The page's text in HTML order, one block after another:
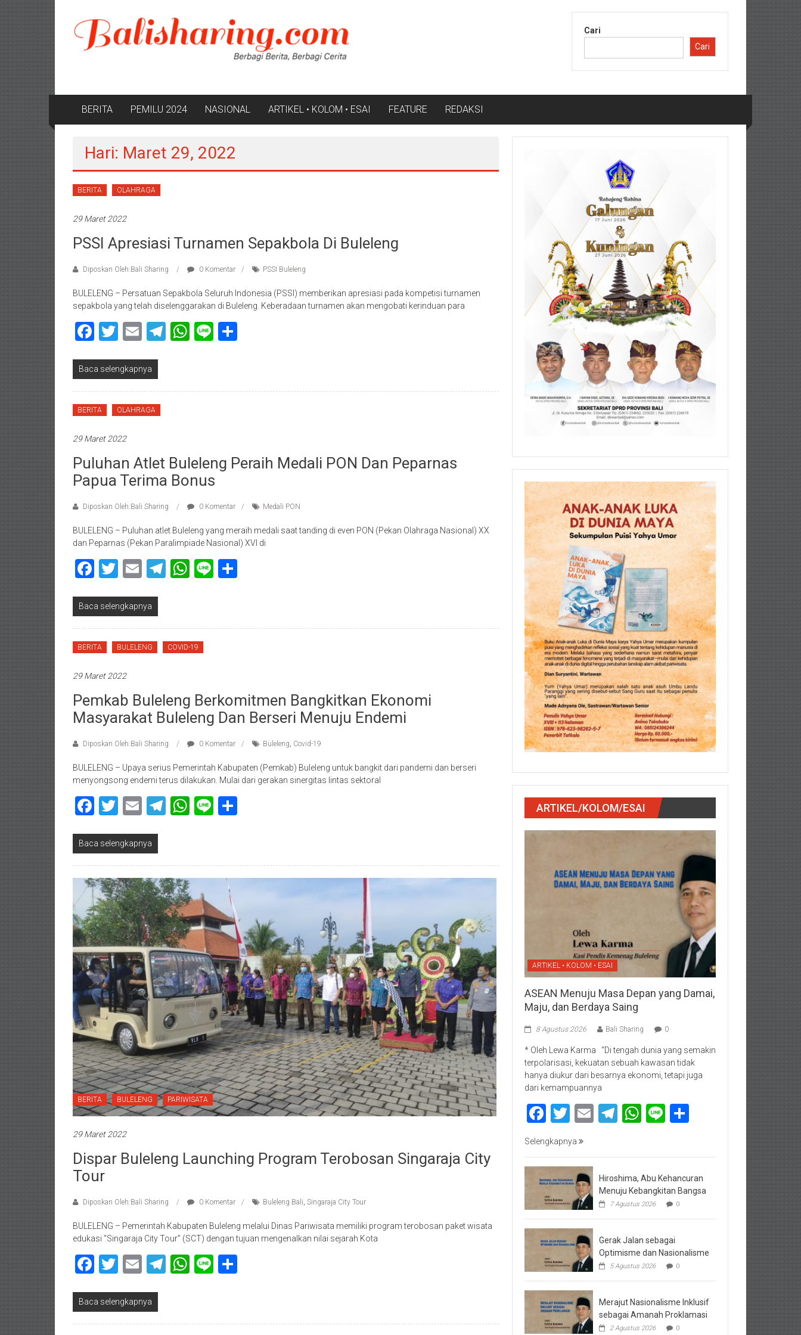
konten
Cari
Cari
BERITA PEMILU 2024 NASIONAL ARTIKEL • KOLOM • ESAI FEATURE REDAKSI
Hari: Maret 29, 2022
BERITA OLAHRAGA
29 Maret 2022
PSSI Apresiasi Turnamen Sepakbola Di Buleleng
Diposkan Oleh:Bali Sharing 0 Komentar PSSI Buleleng
BULELENG – Persatuan Sepakbola Seluruh Indonesia (PSSI) memberikan apresiasi pada kompetisi turnamen
sepakbola yang telah diselenggarakan di Buleleng. Keberadaan turnamen akan mengobati kerinduan para
Facebook
Twitter
EmailTelegram
WhatsApp
Line
Baca selengkapnya
BERITA OLAHRAGA
29 Maret 2022
Puluhan Atlet Buleleng Peraih Medali PON Dan Peparnas
Papua Terima Bonus
Diposkan Oleh:Bali Sharing 0 Komentar Medali PON
BULELENG – Puluhan atlet Buleleng yang meraih medali saat tanding di even PON (Pekan Olahraga Nasional) XX
dan Peparnas (Pekan Paralimpiade Nasional) XVI di
Facebook
Twitter
EmailTelegram
WhatsApp
Line
Baca selengkapnya
BERITA BULELENG COVID-19
29 Maret 2022
Pemkab Buleleng Berkomitmen Bangkitkan Ekonomi
Masyarakat Buleleng Dan Berseri Menuju Endemi
Diposkan Oleh:Bali Sharing 0 Komentar Buleleng, Covid-19
BULELENG – Upaya serius Pemerintah Kabupaten (Pemkab) Buleleng untuk bangkit dari pandemi dan berseri
menyongsong endemi terus dilakukan. Mulai dari gerakan sinergitas lintas sektoral
Facebook
Twitter
EmailTelegram
WhatsApp
Line
Baca selengkapnya
BERITA BULELENG PARIWISATA
29 Maret 2022
Dispar Buleleng Launching Program Terobosan Singaraja City
Tour
Diposkan Oleh:Bali Sharing 0 Komentar Buleleng Bali, Singaraja City Tour
BULELENG – Pemerintah Kabupaten Buleleng melalui Dinas Pariwisata memiliki program terobosan paket wisata
edukasi “Singaraja City Tour” (SCT) dengan tujuan mengenalkan nilai sejarah Kota
Facebook
Twitter
EmailTelegram
WhatsApp
Line
Baca selengkapnya
ARTIKEL/KOLOM/ESAI
ARTIKEL • KOLOM • ESAI
ASEAN Menuju Masa Depan yang Damai,
Maju, dan Berdaya Saing
8 Agustus 2026 Bali Sharing 0
* Oleh Lewa Karma “Di tengah dunia yang semakin
terpolarisasi, kekuatan sebuah kawasan tidak
hanya diukur dari besarnya ekonomi, tetapi juga
dari kemampuannya
Facebook
Twitter
EmailTelegram
WhatsApp
Line
Selengkapnya
Hiroshima, Abu Kehancuran
Menuju Kebangkitan Bangsa
7 Agustus 2026 0
Gerak Jalan sebagai
Optimisme dan Nasionalisme
5 Agustus 2026 0
Merajut Nasionalisme Inklusif
sebagai Amanah Proklamasi
2 Agustus 2026 0